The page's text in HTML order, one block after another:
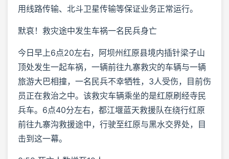
用线路传输、北斗卫星传输等保证业务正常运行。
默哀！救灾途中发生车祸一名民兵身亡
今日早上6点20左右，阿坝州红原县境内插针梁子山
顶处发生一起车祸，一辆前往九寨救灾的车辆与一辆
旅游大巴相撞，一名民兵不幸牺牲，3人受伤，目前伤
员正在救治之中。该救灾车辆乘坐的是红原刷经寺民
兵车。6点40分左右，都江堰蓝天救援队在绕行红原
前往九寨沟救援途中，行驶至红原与黑水交界处，目
击到这一幕。